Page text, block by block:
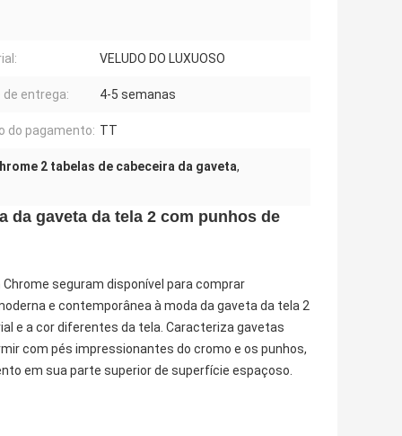
VELUDO DO LUXUOSO
de entrega: 4-5 semanas
do pagamento: TT
2 tabelas de cabeceira da gaveta,
da gaveta da tela 2 com punhos de
seguram disponível para comprar
e contemporânea à moda da gaveta da tela 2
e a cor diferentes da tela. Caracteriza gavetas
com pés impressionantes do cromo e os punhos,
em sua parte superior de superfície espaçoso.